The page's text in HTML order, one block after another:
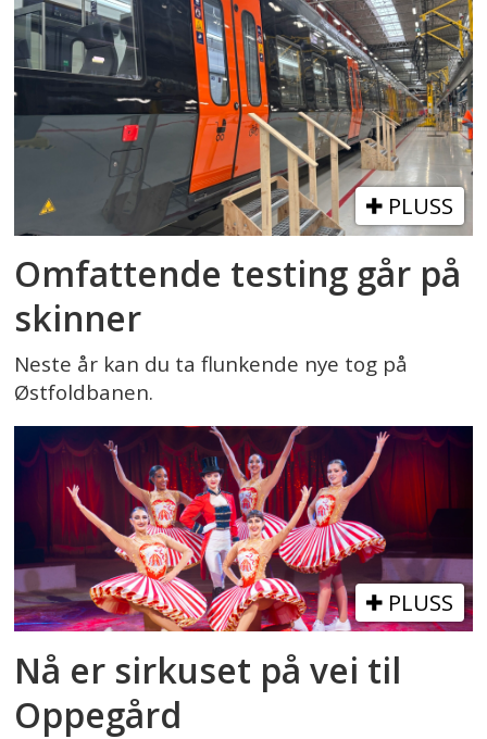
PLUSS
Omfattende testing går på
skinner
Neste år kan du ta flunkende nye tog på
Østfoldbanen.
PLUSS
Nå er sirkuset på vei til
Oppegård